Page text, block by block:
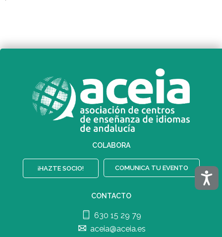
COLABORA
¡HAZTE SOCIO! COMUNICA TU EVENTO
CONTACTO
630 15 29 79
aceia@aceia.es